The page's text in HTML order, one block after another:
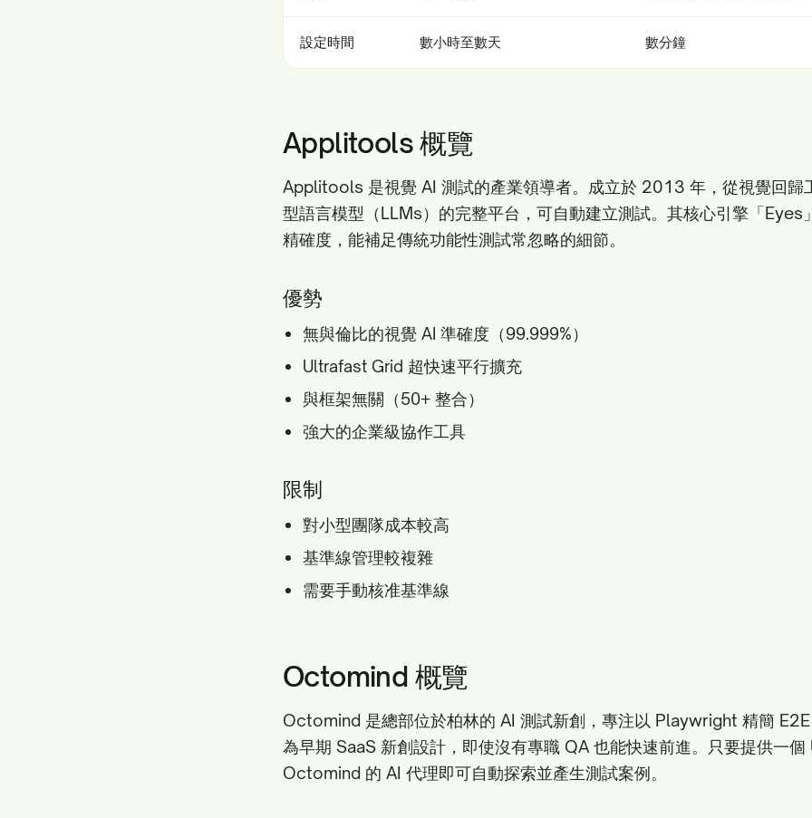
設定時間 數小時至數天 數分鐘
Applitools 概覽
Applitools 是視覺 AI 測試的產業領導者。成立於 2013 年，從視覺回歸
型語言模型（LLMs）的完整平台，可自動建立測試。其核心引擎「Eyes
精確度，能補足傳統功能性測試常忽略的細節。
優勢
無與倫比的視覺 AI 準確度（99.999%）
Ultrafast Grid 超快速平行擴充
與框架無關（50+ 整合）
強大的企業級協作工具
限制
對小型團隊成本較高
基準線管理較複雜
需要手動核准基準線
Octomind 概覽
Octomind 是總部位於柏林的 AI 測試新創，專注以 Playwright 精簡
為早期 SaaS 新創設計，即使沒有專職 QA 也能快速前進。只要提供一個
Octomind 的 AI 代理即可自動探索並產生測試案例。